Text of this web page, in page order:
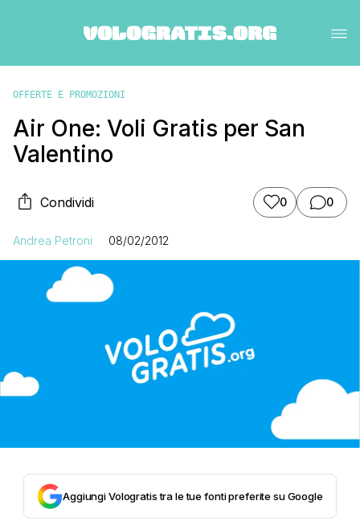
OFFERTE E PROMOZIONI
Air One: Voli Gratis per San
Valentino
Condividi 0 0
Andrea Petroni 08/02/2012
Aggiungi Vologratis tra le tue fonti preferite su Google